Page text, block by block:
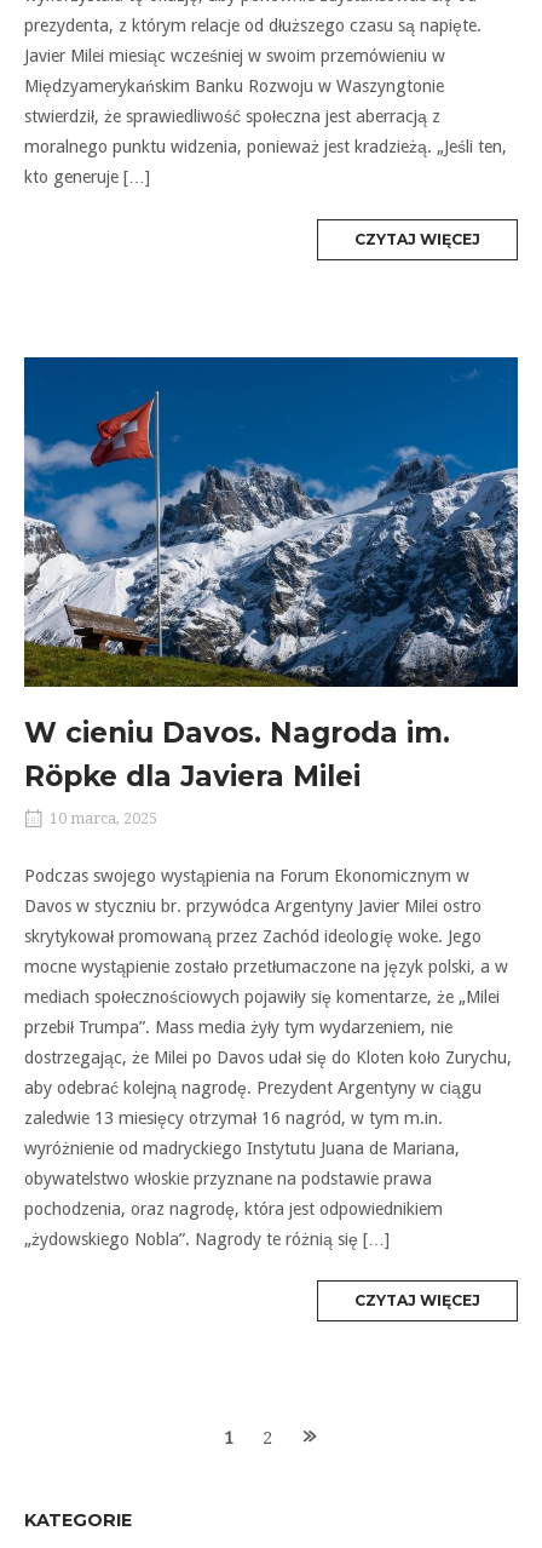
prezydenta, z którym relacje od dłuższego czasu są napięte.
Javier Milei miesiąc wcześniej w swoim przemówieniu w
Międzyamerykańskim Banku Rozwoju w Waszyngtonie
stwierdził, że sprawiedliwość społeczna jest aberracją z
moralnego punktu widzenia, ponieważ jest kradzieżą. „Jeśli ten,
kto generuje […]
CZYTAJ WIĘCEJ
W cieniu Davos. Nagroda im.
Röpke dla Javiera Milei
10 marca, 2025
Podczas swojego wystąpienia na Forum Ekonomicznym w
Davos w styczniu br. przywódca Argentyny Javier Milei ostro
skrytykował promowaną przez Zachód ideologię woke. Jego
mocne wystąpienie zostało przetłumaczone na język polski, a w
mediach społecznościowych pojawiły się komentarze, że „Milei
przebił Trumpa”. Mass media żyły tym wydarzeniem, nie
dostrzegając, że Milei po Davos udał się do Kloten koło Zurychu,
aby odebrać kolejną nagrodę. Prezydent Argentyny w ciągu
zaledwie 13 miesięcy otrzymał 16 nagród, w tym m.in.
wyróżnienie od madryckiego Instytutu Juana de Mariana,
obywatelstwo włoskie przyznane na podstawie prawa
pochodzenia, oraz nagrodę, która jest odpowiednikiem
„żydowskiego Nobla”. Nagrody te różnią się […]
CZYTAJ WIĘCEJ
1 2
KATEGORIE